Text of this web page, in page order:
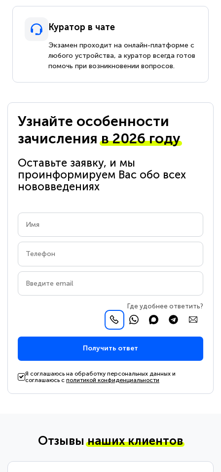
Куратор в чате
Экзамен проходит на онлайн-платформе с
любого устройства, а куратор всегда готов
помочь при возникновении вопросов.
Узнайте особенности
зачисленияв 2026 году
Оставьте заявку, и мы
проинформируем Вас обо всех
нововведениях
Где удобнее ответить?
Получить ответ
Я соглашаюсь на обработку персональных данных и
соглашаюсь сполитикой конфиденциальности
Отзывынаших клиентов